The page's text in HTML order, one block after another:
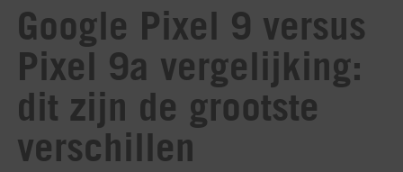
Google Pixel 9 versus
Pixel 9a vergelijking:
dit zijn de grootste
verschillen